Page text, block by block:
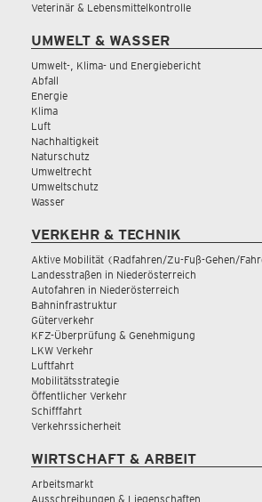
Veterinär & Lebensmittelkontrolle
UMWELT & WASSER
Umwelt-, Klima- und Energiebericht
Abfall
Energie
Klima
Luft
Nachhaltigkeit
Naturschutz
Umweltrecht
Umweltschutz
Wasser
VERKEHR & TECHNIK
Aktive Mobilität (Radfahren/Zu-Fuß-Gehen/
Landesstraßen in Niederösterreich
Autofahren in Niederösterreich
Bahninfrastruktur
Güterverkehr
KFZ-Überprüfung & Genehmigung
LKW Verkehr
Luftfahrt
Mobilitätsstrategie
Öffentlicher Verkehr
Schifffahrt
Verkehrssicherheit
WIRTSCHAFT & ARBEIT
Arbeitsmarkt
Ausschreibungen & Liegenschaften